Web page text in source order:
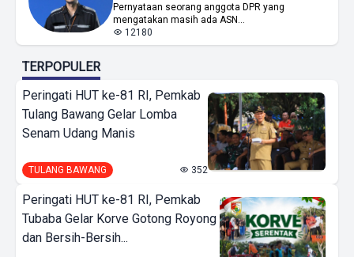
Pernyataan seorang anggota DPR yang
mengatakan masih ada ASN...
12180
TERPOPULER
Peringati HUT ke-81 RI, Pemkab
Tulang Bawang Gelar Lomba
Senam Udang Manis
TULANG BAWANG 352
Peringati HUT ke-81 RI, Pemkab
Tubaba Gelar Korve Gotong Royong
dan Bersih-Bersih...